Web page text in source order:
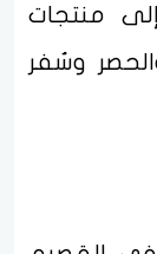
منتجات
وسُفر